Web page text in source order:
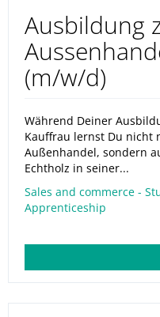
Ausbildung
(m/w/d)
Während Deiner
Kauffrau lernst Du nicht
Außenhandel, sondern
Echtholz in seiner...
Sales and commerce -
Apprenticeship